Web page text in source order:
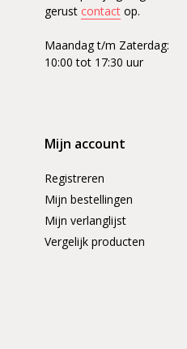
gerust contact op.
Maandag t/m Zaterdag:
10:00 tot 17:30 uur
Mijn account
Registreren
Mijn bestellingen
Mijn verlanglijst
Vergelijk producten